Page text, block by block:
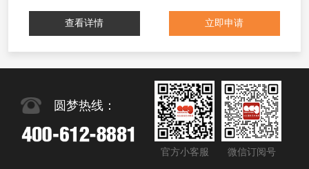
查看详情 立即申请
圆梦热线：
官方小客服 微信订阅号